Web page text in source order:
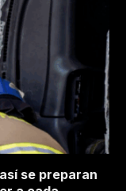
se preparan